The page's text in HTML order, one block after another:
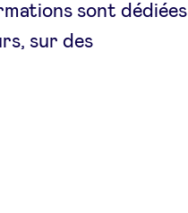
sont dédiées
sur des